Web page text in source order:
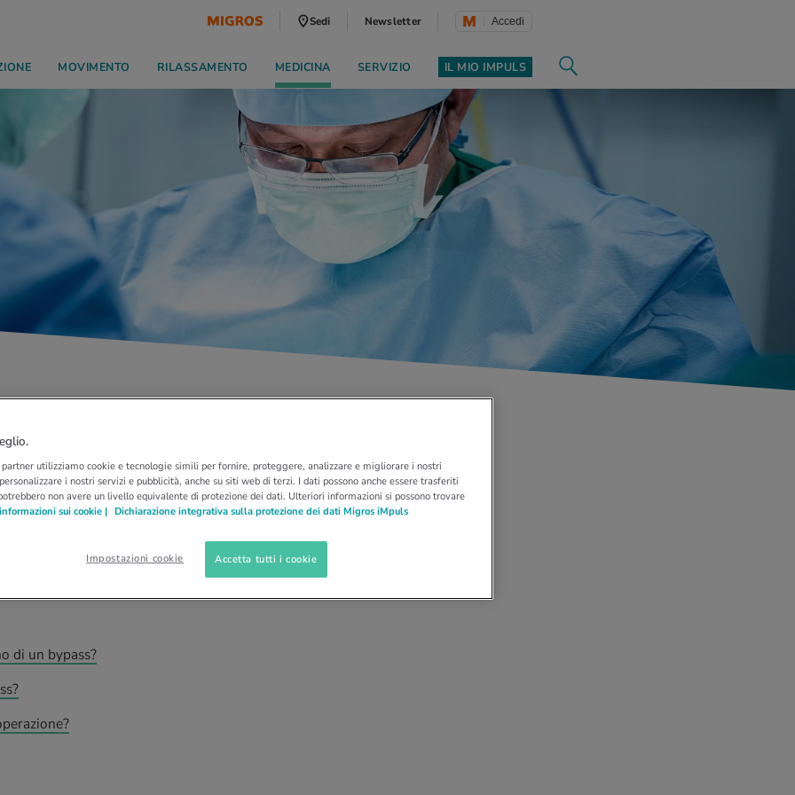
Sedi Newsletter Accedi
MOVIMENTO RILASSAMENTO MEDICINA SERVIZIO IL MIO IMPULS
quali sono i rischi?
si usa e cosa si fa esattamente durante un
a queste e altre domande sull'argomento.
di un bypass?
utilizziamo cookie e tecnologie simili per fornire, proteggere, analizzare e migliorare i nostri
i nostri servizi e pubblicità, anche su siti web di terzi. I dati possono anche essere trasferiti
non avere un livello equivalente di protezione dei dati. Ulteriori informazioni si possono trovare
informazioni sui cookie | Dichiarazione integrativa sulla protezione dei dati Migros iMpuls
Impostazioni cookie Accetta tutti i cookie